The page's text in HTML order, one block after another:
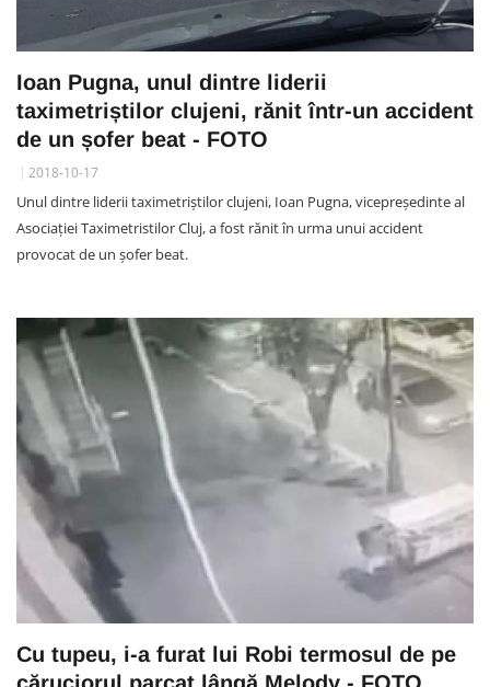
Ioan Pugna, unul dintre liderii
taximetriștilor clujeni, rănit într-un accident
de un șofer beat - FOTO
2018-10-17
Unul dintre liderii taximetriștilor clujeni, Ioan Pugna, vicepreședinte al
Asociației Taximetristilor Cluj, a fost rănit în urma unui accident
provocat de un șofer beat.
Cu tupeu, i-a furat lui Robi termosul de pe